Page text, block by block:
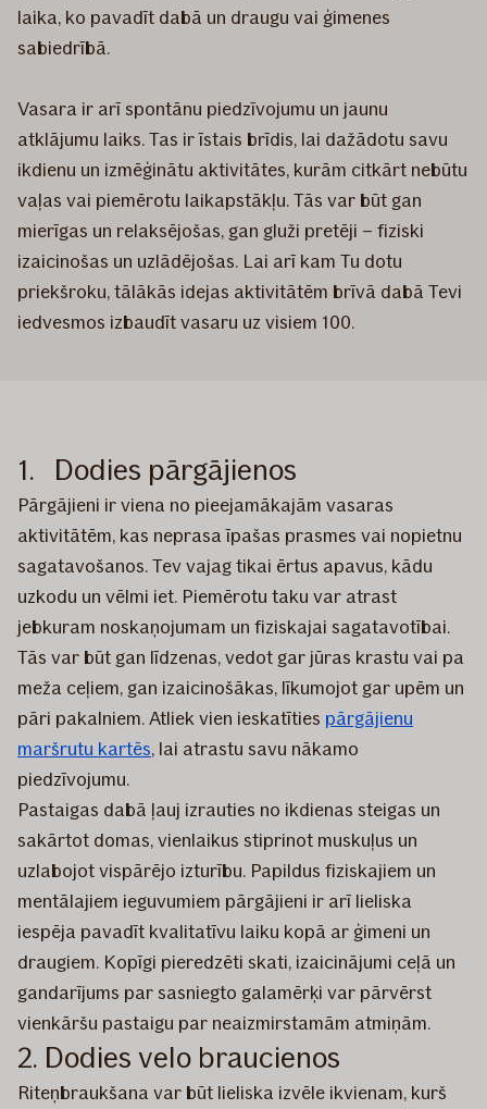
laika, ko pavadīt dabā un draugu vai ģimenes
sabiedrībā.
Vasara ir arī spontānu piedzīvojumu un jaunu
atklājumu laiks. Tas ir īstais brīdis, lai dažādotu savu
ikdienu un izmēģinātu aktivitātes, kurām citkārt nebūtu
vaļas vai piemērotu laikapstākļu. Tās var būt gan
mierīgas un relaksējošas, gan gluži pretēji – fiziski
izaicinošas un uzlādējošas. Lai arī kam Tu dotu
priekšroku, tālākās idejas aktivitātēm brīvā dabā Tevi
iedvesmos izbaudīt vasaru uz visiem 100.
1. Dodies pārgājienos
Pārgājieni ir viena no pieejamākajām vasaras
aktivitātēm, kas neprasa īpašas prasmes vai nopietnu
sagatavošanos. Tev vajag tikai ērtus apavus, kādu
uzkodu un vēlmi iet. Piemērotu taku var atrast
jebkuram noskaņojumam un fiziskajai sagatavotībai.
Tās var būt gan līdzenas, vedot gar jūras krastu vai pa
meža ceļiem, gan izaicinošākas, līkumojot gar upēm un
pāri pakalniem. Atliek vien ieskatīties pārgājienu
maršrutu kartēs, lai atrastu savu nākamo
piedzīvojumu.
Pastaigas dabā ļauj izrauties no ikdienas steigas un
sakārtot domas, vienlaikus stiprinot muskuļus un
uzlabojot vispārējo izturību. Papildus fiziskajiem un
mentālajiem ieguvumiem pārgājieni ir arī lieliska
iespēja pavadīt kvalitatīvu laiku kopā ar ģimeni un
draugiem. Kopīgi pieredzēti skati, izaicinājumi ceļā un
gandarījums par sasniegto galamērķi var pārvērst
vienkāršu pastaigu par neaizmirstamām atmiņām.
2. Dodies velo braucienos
Riteņbraukšana var būt lieliska izvēle ikvienam, kurš